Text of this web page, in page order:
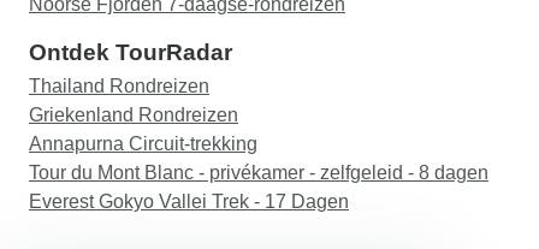
Noorse Fjorden 7-daagse-rondreizen
Ontdek TourRadar
Thailand Rondreizen
Griekenland Rondreizen
Annapurna Circuit-trekking
Tour du Mont Blanc - privékamer - zelfgeleid - 8 dagen
Everest Gokyo Vallei Trek - 17 Dagen